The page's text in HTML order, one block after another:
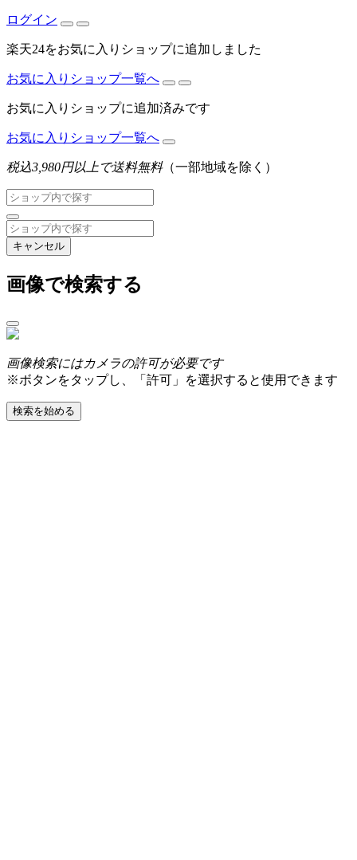
ログイン
楽天24をお気に入りショップに追加しました
お気に入りショップ一覧へ
お気に入りショップに追加済みです
お気に入りショップ一覧へ
税込3,980円以上で送料無料（一部地域を除く）
キャンセル
画像で検索する
画像検索にはカメラの許可が必要です
※ボタンをタップし、「許可」を選択すると使用できます
検索を始める